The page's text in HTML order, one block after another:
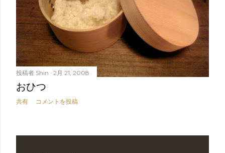
投稿者 Shin 2月 21, 2008
おひつ
共有 コメントを投稿